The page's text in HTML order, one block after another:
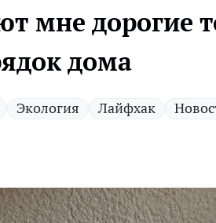
мне дорогие
дома
Экология Лайфхак